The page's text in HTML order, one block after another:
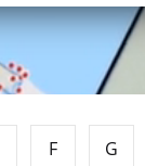
F G